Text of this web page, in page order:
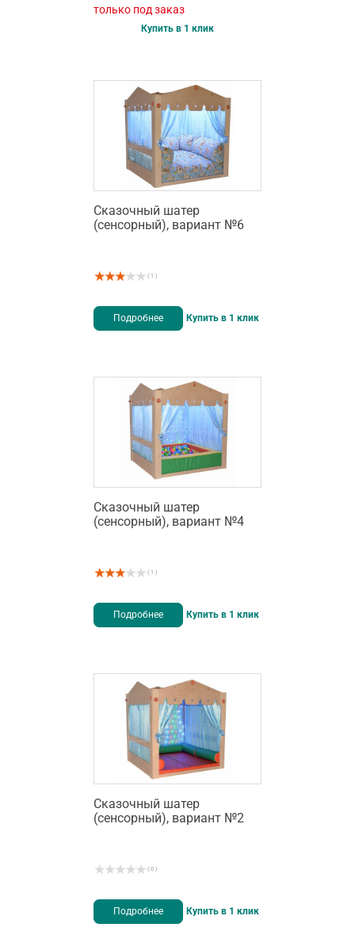
только под заказ
Купить в 1 клик
Сказочный шатер
(сенсорный), вариант №6
( 1 )
Подробнее Купить в 1 клик
Сказочный шатер
(сенсорный), вариант №4
( 1 )
Подробнее Купить в 1 клик
Сказочный шатер
(сенсорный), вариант №2
( 0 )
Подробнее Купить в 1 клик